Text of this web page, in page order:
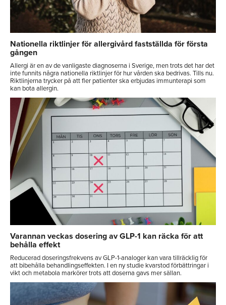
Nationella riktlinjer för allergivård fastställda för första
gången
Allergi är en av de vanligaste diagnoserna i Sverige, men trots det har det
inte funnits några nationella riktlinjer för hur vården ska bedrivas. Tills nu.
Riktlinjerna trycker på att fler patienter ska erbjudas immunterapi som
kan bota allergin.
Varannan veckas dosering av GLP-1 kan räcka för att
behålla effekt
Reducerad doseringsfrekvens av GLP-1-analoger kan vara tillräcklig för
att bibehålla behandlingseffekten. I en ny studie kvarstod förbättringar i
vikt och metabola markörer trots att doserna gavs mer sällan.